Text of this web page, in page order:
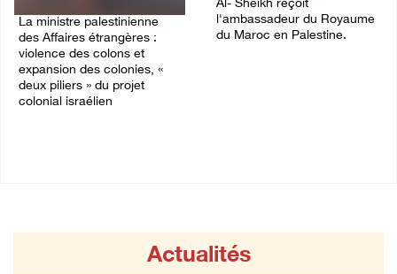
La ministre palestinienne
des Affaires étrangères :
violence des colons et
expansion des colonies, «
deux piliers » du projet
colonial israélien
Al- Sheikh reçoit
l'ambassadeur du Royaume
du Maroc en Palestine.
Actualités